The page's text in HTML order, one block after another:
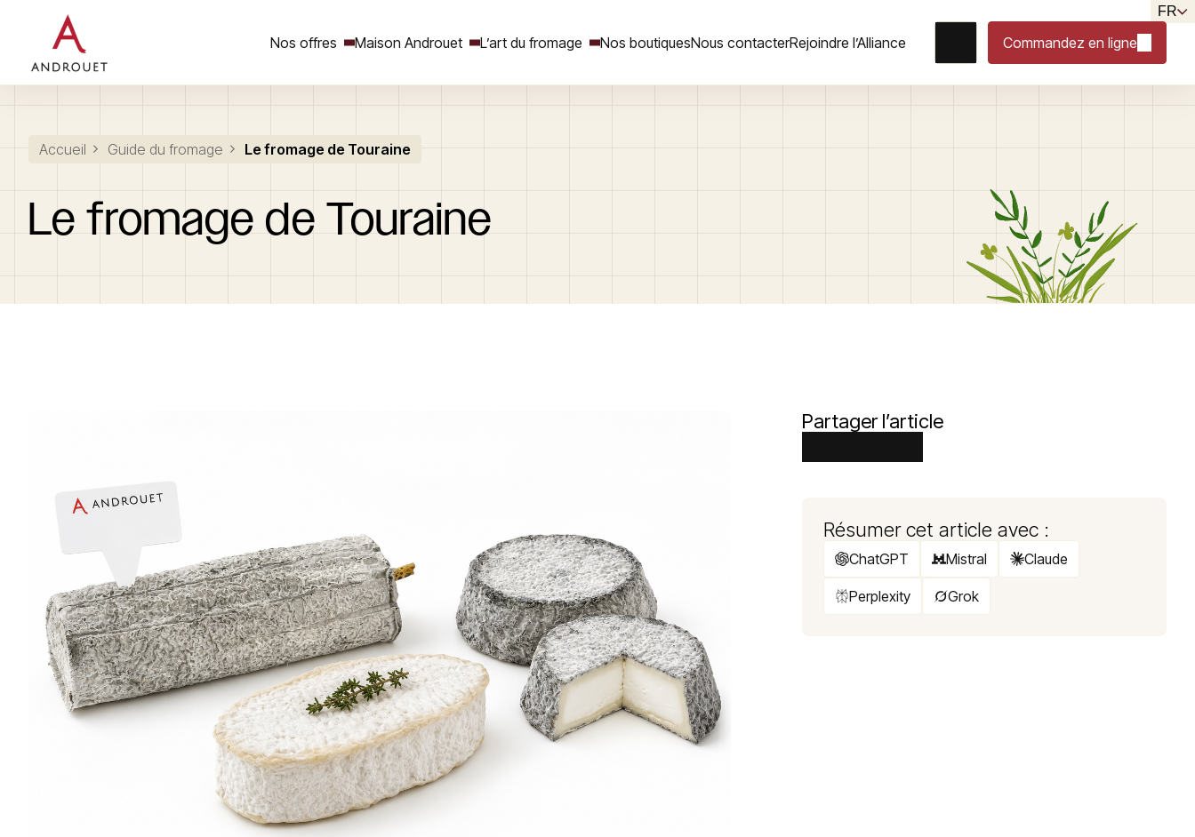
Nos offres Maison Androuet L’art du fromage Nos boutiquesNous contacterRejoindre l’Alliance Commandez en ligne
FR
Rechercher un mot clé
Accueil Guide du fromage Le fromage de Touraine
Le fromage de Touraine
Partager l’article
Résumer cet article avec :
ChatGPT Mistral Claude
Perplexity Grok